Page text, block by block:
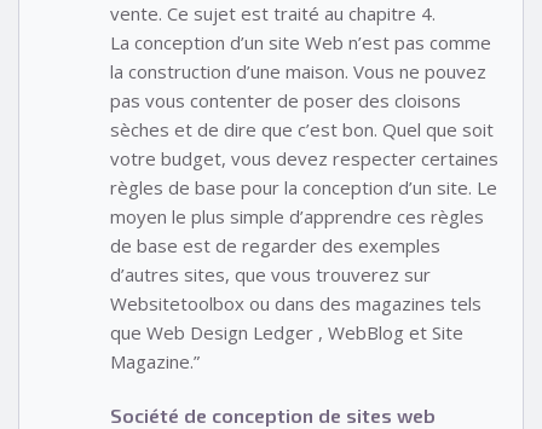
vente. Ce sujet est traité au chapitre 4.
La conception d’un site Web n’est pas comme
la construction d’une maison. Vous ne pouvez
pas vous contenter de poser des cloisons
sèches et de dire que c’est bon. Quel que soit
votre budget, vous devez respecter certaines
règles de base pour la conception d’un site. Le
moyen le plus simple d’apprendre ces règles
de base est de regarder des exemples
d’autres sites, que vous trouverez sur
Websitetoolbox ou dans des magazines tels
que Web Design Ledger , WebBlog et Site
Magazine.”
Société de conception de sites web